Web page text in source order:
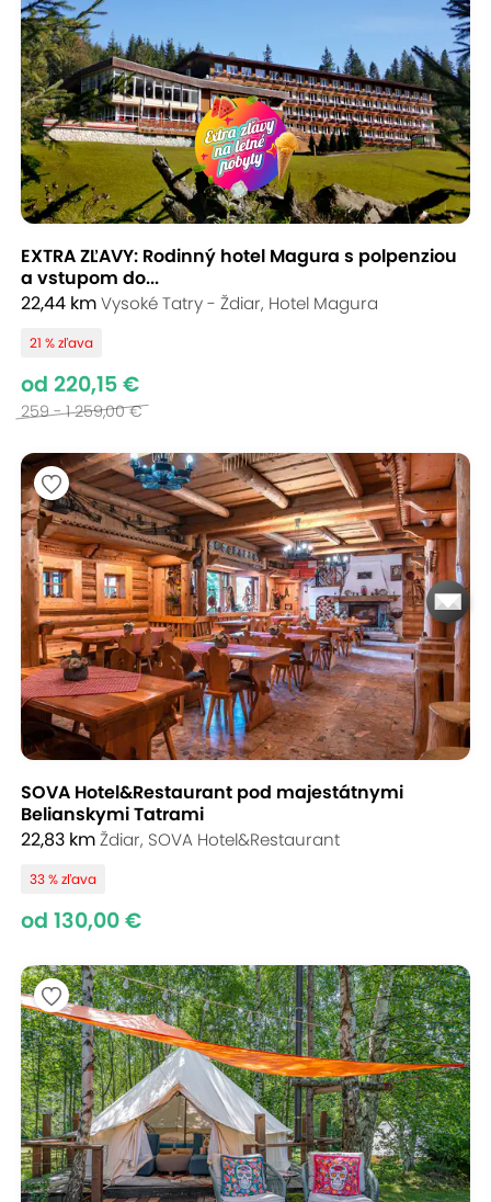
EXTRA ZĽAVY: Rodinný hotel Magura s polpenziou
a vstupom do...
22,44 kmVysoké Tatry - Ždiar, Hotel Magura
21 % zľava
od 220,15 €
259 - 1 259,00 €
SOVA Hotel&Restaurant pod majestátnymi
Belianskymi Tatrami
22,83 kmŽdiar, SOVA Hotel&Restaurant
33 % zľava
od 130,00 €